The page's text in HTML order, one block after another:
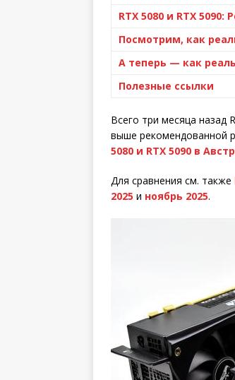
RTX 5080 и RTX
Посмотрим, как
А теперь — как
Полезные ссылки
Всего три месяца назад
выше рекомендованной
5080 и RTX 5090 в
Для сравнения см. также
2025 и ноябрь 2025.